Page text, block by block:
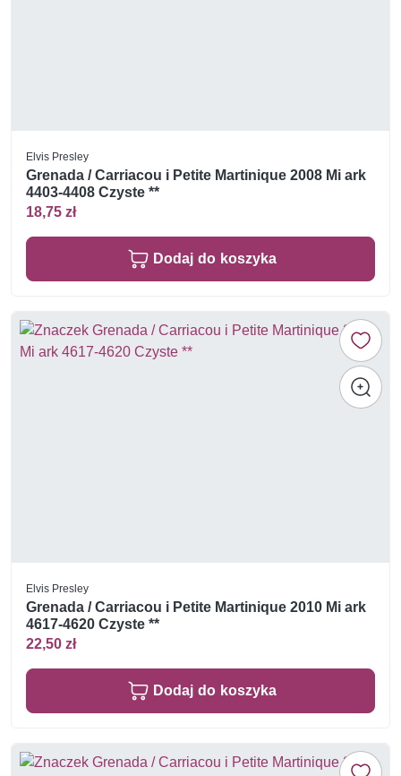
Elvis Presley
Grenada / Carriacou i Petite Martinique 2008 Mi ark
4403-4408 Czyste **
18,75 zł
Dodaj do koszyka
Elvis Presley
Grenada / Carriacou i Petite Martinique 2010 Mi ark
4617-4620 Czyste **
22,50 zł
Dodaj do koszyka